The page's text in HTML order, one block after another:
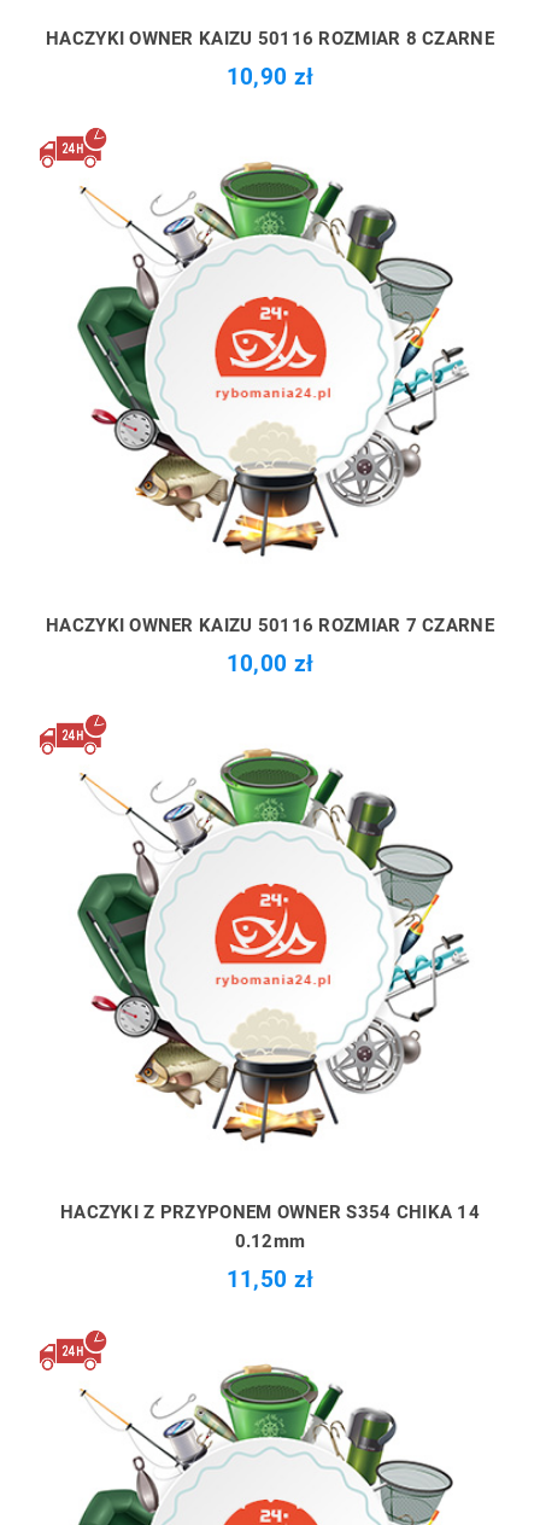
HACZYKI OWNER KAIZU 50116 ROZMIAR 8 CZARNE
10,90 zł
HACZYKI OWNER KAIZU 50116 ROZMIAR 7 CZARNE
10,00 zł
HACZYKI Z PRZYPONEM OWNER S354 CHIKA 14
0.12mm
11,50 zł